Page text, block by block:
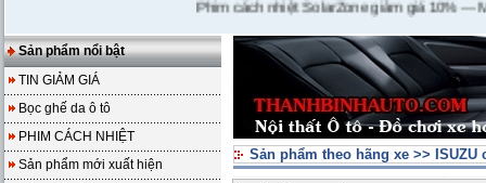
Phim cách nhiệt SolarZone giảm giá 10% ---Mua
Sản phẩm nổi bật
TIN GIẢM GIÁ
Bọc ghế da ô tô
PHIM CÁCH NHIỆT
Sản phẩm mới xuất hiện
Sản phẩm theo hãng xe >> ISUZU